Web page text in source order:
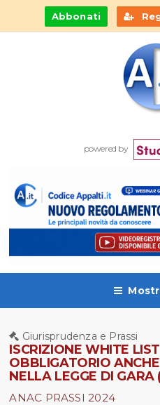
Abbonati
powered by
Giurisprudenza e Prassi
ISCRIZIONE WHITE
OBBLIGATORIO
NELLA LEGGE DI GARA
ANAC PRASSI 2024